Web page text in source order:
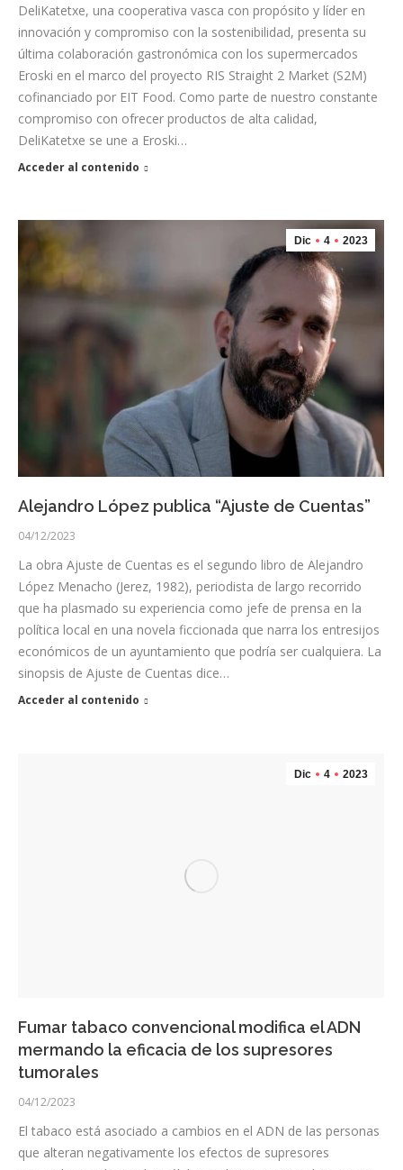
DeliKatetxe, una cooperativa vasca con propósito y líder en
innovación y compromiso con la sostenibilidad, presenta su
última colaboración gastronómica con los supermercados
Eroski en el marco del proyecto RIS Straight 2 Market (S2M)
cofinanciado por EIT Food. Como parte de nuestro constante
compromiso con ofrecer productos de alta calidad,
DeliKatetxe se une a Eroski…
Acceder al contenido
Dic 4 2023
Alejandro López publica “Ajuste de Cuentas”
04/12/2023
La obra Ajuste de Cuentas es el segundo libro de Alejandro
López Menacho (Jerez, 1982), periodista de largo recorrido
que ha plasmado su experiencia como jefe de prensa en la
política local en una novela ficcionada que narra los entresijos
económicos de un ayuntamiento que podría ser cualquiera. La
sinopsis de Ajuste de Cuentas dice…
Acceder al contenido
Dic 4 2023
Fumar tabaco convencional modifica el ADN
mermando la eficacia de los supresores
tumorales
04/12/2023
El tabaco está asociado a cambios en el ADN de las personas
que alteran negativamente los efectos de supresores